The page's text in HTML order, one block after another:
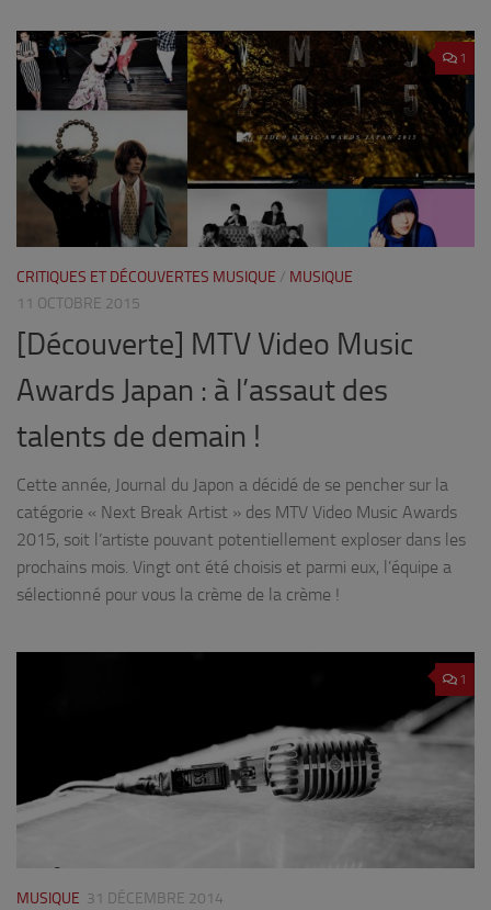
1
CRITIQUES ET DÉCOUVERTES MUSIQUE / MUSIQUE
11 OCTOBRE 2015
[Découverte] MTV Video Music
Awards Japan : à l’assaut des
talents de demain !
Cette année, Journal du Japon a décidé de se pencher sur la
catégorie « Next Break Artist » des MTV Video Music Awards
2015, soit l’artiste pouvant potentiellement exploser dans les
prochains mois. Vingt ont été choisis et parmi eux, l’équipe a
sélectionné pour vous la crème de la crème !
1
MUSIQUE 31 DÉCEMBRE 2014